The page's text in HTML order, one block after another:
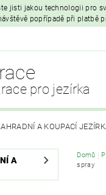
jisti jakou technologii pro
popřípadě při platbě
pro jezírka
A KOUPACÍ
FILTRAČNÍ MATERIÁL
PROVZDUŠŇOVÁNÍ
A
Domů
spray